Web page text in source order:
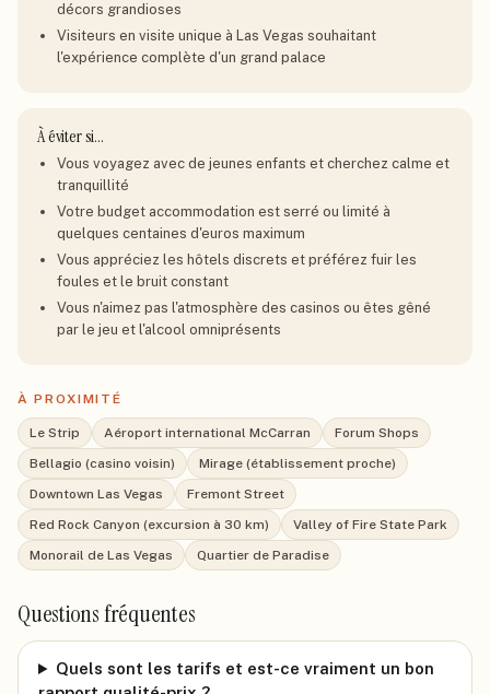
décors grandioses
Visiteurs en visite unique à Las Vegas souhaitant
l'expérience complète d'un grand palace
À éviter si…
Vous voyagez avec de jeunes enfants et cherchez calme et
tranquillité
Votre budget accommodation est serré ou limité à
quelques centaines d'euros maximum
Vous appréciez les hôtels discrets et préférez fuir les
foules et le bruit constant
Vous n'aimez pas l'atmosphère des casinos ou êtes gêné
par le jeu et l'alcool omniprésents
À PROXIMITÉ
Le Strip Aéroport international McCarran
Forum Shops
Bellagio (casino voisin)
Mirage (établissement proche)
Downtown Las Vegas
Fremont Street
Red Rock Canyon (excursion à 30 km)
Valley of Fire State Park
Monorail de Las Vegas
Quartier de Paradise
Questions fréquentes
Quels sont les tarifs et est-ce vraiment un bon